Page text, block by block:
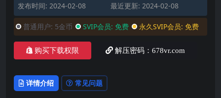
发布时间: 2024-02-08
最近更新: 2024-02-08
普通用户: 5金币 SVIP会员: 免费 永久SVIP会员: 免费
购买下载权限 解压密码：678vr.com
详情介绍 常见问题